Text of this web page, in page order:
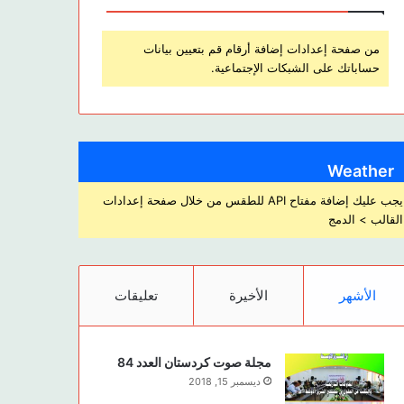
من صفحة إعدادات إضافة أرقام قم بتعيين بيانات
حساباتك على الشبكات الإجتماعية.
Weather
يجب عليك إضافة مفتاح API للطقس من خلال صفحة إعدادات
القالب > الدمج
الأشهر الأخيرة تعليقات
مجلة صوت كردستان العدد 84
ديسمبر 15, 2018